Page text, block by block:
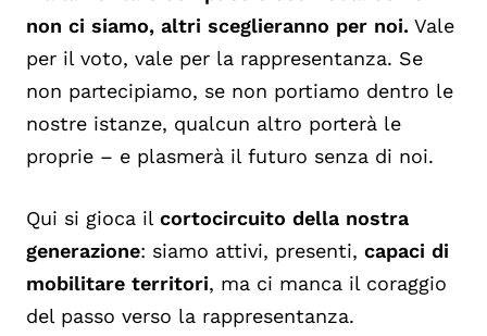
non ci siamo, altri sceglieranno per noi. Vale
per il voto, vale per la rappresentanza. Se
non partecipiamo, se non portiamo dentro le
nostre istanze, qualcun altro porterà le
proprie – e plasmerà il futuro senza di noi.
Qui si gioca il cortocircuito della nostra
generazione: siamo attivi, presenti, capaci di
mobilitare territori, ma ci manca il coraggio
del passo verso la rappresentanza.